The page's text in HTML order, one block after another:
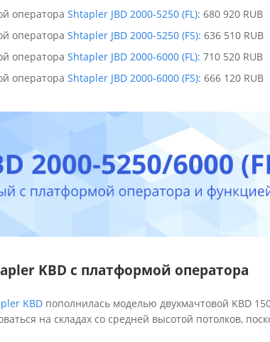
оператора Shtapler JBD 2000-5250 (FL): 680 920 RUB
оператора Shtapler JBD 2000-5250 (FS): 636 510 RUB
оператора Shtapler JBD 2000-6000 (FL): 710 520 RUB
оператора Shtapler JBD 2000-6000 (FS): 666 120 RUB
KBD с платформой оператора
KBD пополнилась моделью двухмачтовой KBD
на складах со средней высотой потолков,